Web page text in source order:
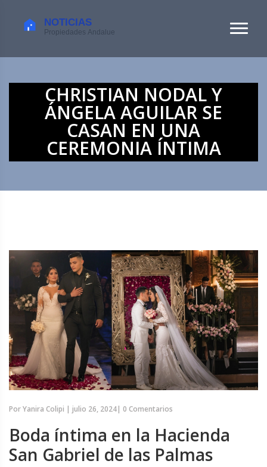
CHRISTIAN NODAL Y
ÁNGELA AGUILAR SE
CASAN EN UNA
CEREMONIA ÍNTIMA
PorYanira Colipi | julio 26, 2024| 0 Comentarios
Boda íntima en la Hacienda
San Gabriel de las Palmas